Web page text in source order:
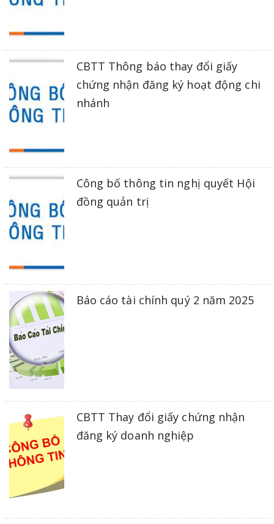
CBTT Thông báo thay đổi giấy
chứng nhận đăng ký hoạt động chi
nhánh
Công bố thông tin nghị quyết Hội
đồng quản trị
Báo cáo tài chính quý 2 năm 2025
CBTT Thay đổi giấy chứng nhận
đăng ký doanh nghiệp